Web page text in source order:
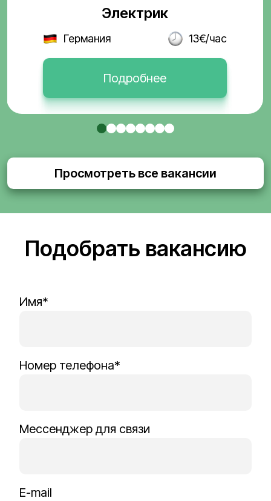
Электрик
Германия 13€/час
Подробнее
Просмотреть все вакансии
Подобрать вакансию
Имя*
Номер телефона*
Мессенджер для связи
E-mail